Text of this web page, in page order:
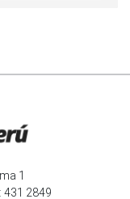
1
431 2849